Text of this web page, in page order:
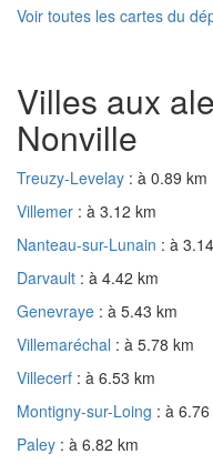
Voir toutes les cartes du
Villes aux
Nonville
Treuzy-Levelay : à 0.89 km
Villemer : à 3.12 km
Nanteau-sur-Lunain : à
Darvault : à 4.42 km
Genevraye : à 5.43 km
Villemaréchal : à 5.78 km
Villecerf : à 6.53 km
Montigny-sur-Loing : à
Paley : à 6.82 km